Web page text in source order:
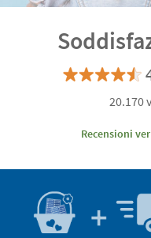
20.170
Recensioni